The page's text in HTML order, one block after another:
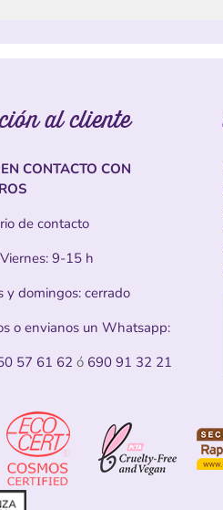
al cliente
CONTACTO CON
de contacto
9-15 h
y domingos: cerrado
o envianos un Whatsapp:
57 61 62 ó 690 91 32 21